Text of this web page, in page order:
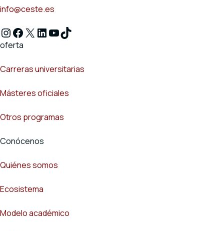
info@ceste.es
Instagram
Facebook
X LinkedIn
YouTube
TikTok
oferta
Carreras universitarias
Másteres oficiales
Otros programas
Conócenos
Quiénes somos
Ecosistema
Modelo académico